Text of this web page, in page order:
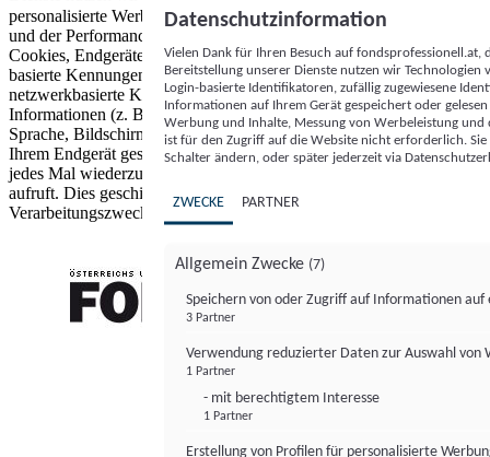
personalisierte Werbung und Inhalte, Messung von Werbeleistung
und der Performance von Inhalten sowie Zielgruppenforschung.
Cookies, Endgeräte- oder ähnliche Online-Kennungen (z. B. login-
basierte Kennungen, zufällig generierte Kennungen,
netzwerkbasierte Kennungen) können zusammen mit anderen
Informationen (z. B. Browsertyp und Browserinformationen,
Sprache, Bildschirmgröße, unterstützte Technologien usw.) auf
Ihrem Endgerät gespeichert oder von dort ausgelesen werden, um es
jedes Mal wiederzuerkennen, wenn es eine App oder einer Webseite
aufruft. Dies geschieht für einen oder mehrere der hier aufgeführten
Verarbeitungszwecke.
Datenschutzinformation
Vielen Dank für Ihren Besuch auf
Bereitstellung unserer Dienste nutzen wir Technologien
Login-basierte Identifikatoren, zufällig zugewiesene
Informationen auf Ihrem Gerät gespeichert oder
Werbung und Inhalte, Messung von Werbeleistung
ist für den Zugriff auf die Website nicht erforderlich.
Schalter ändern, oder später jederzeit via
ZWECKE PARTNER
Allgemein Zwecke (7)
Speichern von oder Zugriff auf Informationen auf
3 Partner
Verwendung reduzierter Daten zur Auswahl von
1 Partner
- mit berechtigtem Interesse
1 Partner
Erstellung von Profilen für personalisierte
FONDS professionell